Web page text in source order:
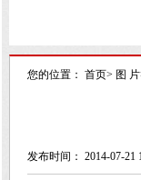
您的位置： 首页> 图 片
发布时间： 2014-07-21